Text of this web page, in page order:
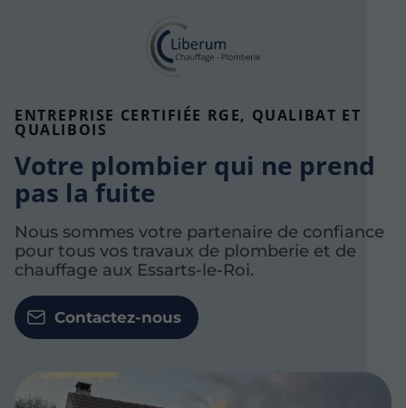
ENTREPRISE CERTIFIÉE RGE, QUALIBAT ET
QUALIBOIS
Votre plombier qui ne prend
pas la fuite
Nous sommes votre partenaire de confiance
pour tous vos travaux de plomberie et de
chauffage aux Essarts-le-Roi.
Contactez-nous